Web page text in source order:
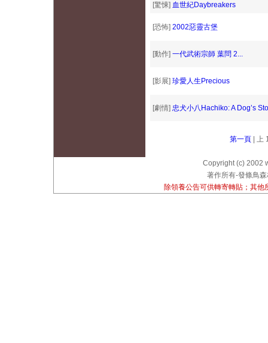
[驚悚] 血世紀Daybreakers
[恐怖] 2002惡靈古堡
[動作] 一代武術宗師 葉問 2...
[影展] 珍愛人生Precious
[劇情] 忠犬小八Hachiko: A Dog’s
第一頁| 上
Copyright (c) 2002
著作所有-發條鳥
除領養公告可供轉寄轉貼；其